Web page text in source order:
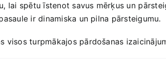
⁤lai spētu īstenot savus mērķus un
ir dinamiska un pilna pārsteigumu.
visos turpmākajos pārdošanas